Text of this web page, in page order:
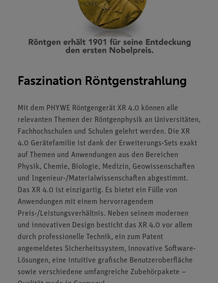
Faszination Röntgenstrahlung
Mit dem PHYWE Röntgengerät XR 4.0 können alle
relevanten Themen der Röntgenphysik an Universitäten,
Fachhochschulen und Schulen gelehrt werden. Die XR
4.0 Gerätefamilie ist dank der Erweiterungs-Sets exakt
auf Themen und Anwendungen aus den Bereichen
Physik, Chemie, Biologie, Medizin, Geowissenschaften
und Ingenieur-/Materialwissenschaften abgestimmt.
Das XR 4.0 ist einzigartig. Es bietet ein Fülle von
Anwendungen mit einem hervorragendem
Preis-/Leistungsverhältnis. Neben seinem modernen
und innovativen Design besticht das XR 4.0 vor allem
durch professionelle Technik, ein zum Patent
angemeldetes Sicherheitssystem, innovative Software-
Lösungen, eine intuitive grafische Benutzeroberfläche
sowie verschiedene umfangreiche Zubehörpakete –